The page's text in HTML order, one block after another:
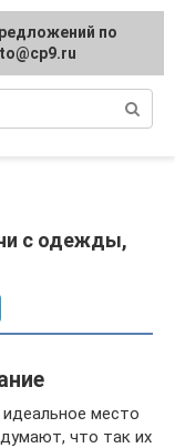
с одежды,
место
что так их
по